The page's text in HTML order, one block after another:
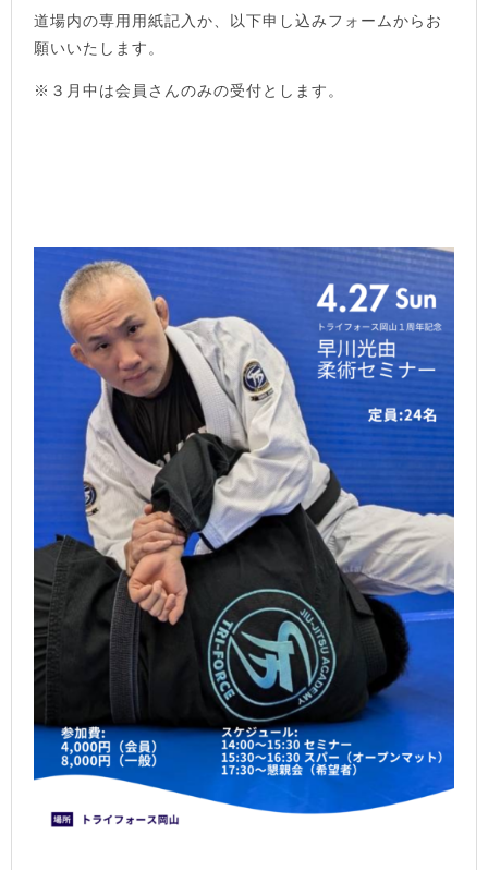
道場内の専用用紙記入か、以下申し込みフォームからお
願いいたします。
※３月中は会員さんのみの受付とします。